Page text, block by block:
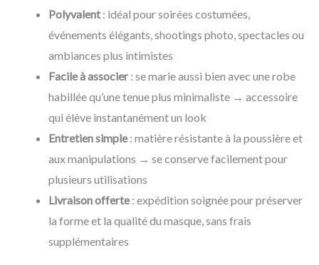
Polyvalent: idéal pour soirées costumées,
événements élégants, shootings photo, spectacles ou
ambiances plus intimistes
Facile à associer : se marie aussi bien avec une robe
habillée qu’une tenue plus minimaliste → accessoire
qui élève instantanément un look
Entretien simple: matière résistante à la poussière et
aux manipulations → se conserve facilement pour
plusieurs utilisations
Livraison offerte: expédition soignée pour préserver
la forme et la qualité du masque, sans frais
supplémentaires